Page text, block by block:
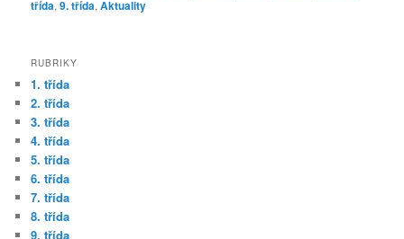
třída,9. třída,Aktuality
RUBRIKY
1. třída
2. třída
3. třída
4. třída
5. třída
6. třída
7. třída
8. třída
9. třída